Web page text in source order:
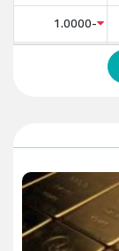
-1.0000
-1.0000